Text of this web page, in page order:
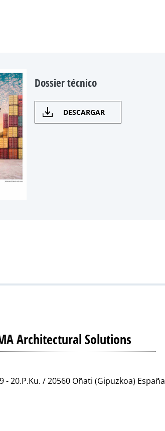
Dossier técnico
DESCARGAR
Architectural Solutions
- 20.P.Ku. / 20560 Oñati (Gipuzkoa) España